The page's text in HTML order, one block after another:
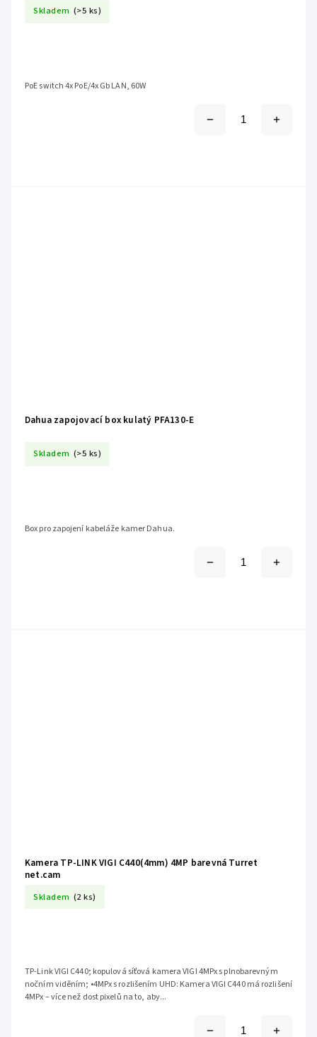
Skladem (>5 ks)
Dahua zapojovací box kulatý PFA130-E
Skladem (>5 ks)
Box pro zapojení kabeláže kamer Dahua.
Kamera TP-LINK VIGI C440(4mm) 4MP barevná Turret
net.cam
Skladem (2 ks)
TP-Link VIGI C440; kopulová síťová kamera VIGI 4MPx s plnobarevným
nočním viděním; •4MPx s rozlišením UHD: Kamera VIGI C440 má rozlišení
4MPx – více než dost pixelů na to, aby...